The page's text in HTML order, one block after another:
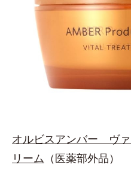
オルビスアンバー ヴァ
リーム （医薬部外品）